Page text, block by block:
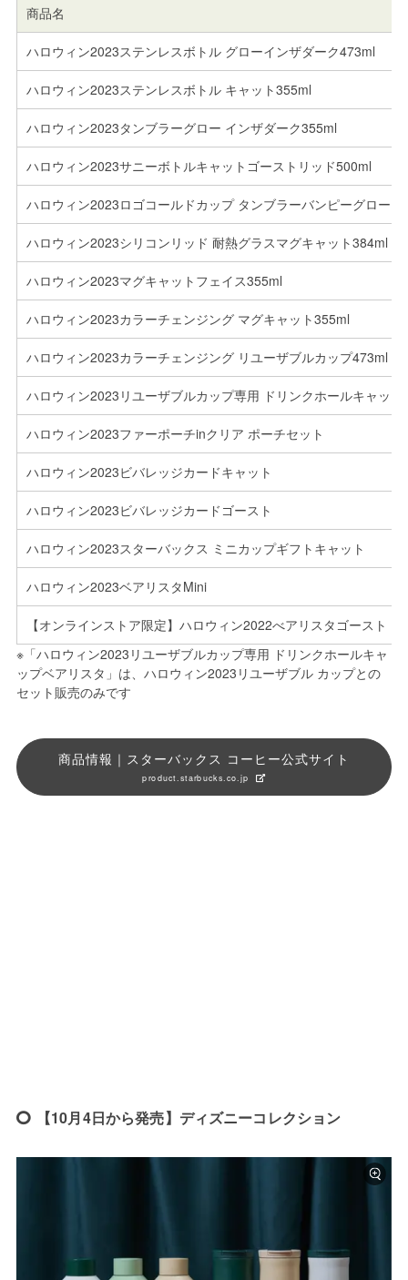
商品名
ハロウィン2023ステンレスボトル グローインザダーク473ml
ハロウィン2023ステンレスボトル キャット355ml
ハロウィン2023タンブラーグロー インザダーク355ml
ハロウィン2023サニーボトルキャットゴーストリッド500ml
ハロウィン2023ロゴコールドカップ タンブラーバンピーグロー
ハロウィン2023シリコンリッド 耐熱グラスマグキャット384ml
ハロウィン2023マグキャットフェイス355ml
ハロウィン2023カラーチェンジング マグキャット355ml
ハロウィン2023カラーチェンジング リユーザブルカップ473ml
ハロウィン2023リユーザブルカップ専用 ドリンクホールキャップ
ハロウィン2023ファーポーチinクリア ポーチセット
ハロウィン2023ビバレッジカードキャット
ハロウィン2023ビバレッジカードゴースト
ハロウィン2023スターバックス ミニカップギフトキャット
ハロウィン2023ベアリスタMini
【オンラインストア限定】ハロウィン2022べアリスタゴースト
※「ハロウィン2023リユーザブルカップ専用 ドリンクホールキャ
ップベアリスタ」は、ハロウィン2023リユーザブル カップとの
セット販売のみです
商品情報｜スターバックス コーヒー公式サイト
product.starbucks.co.jp
【10月4日から発売】ディズニーコレクション